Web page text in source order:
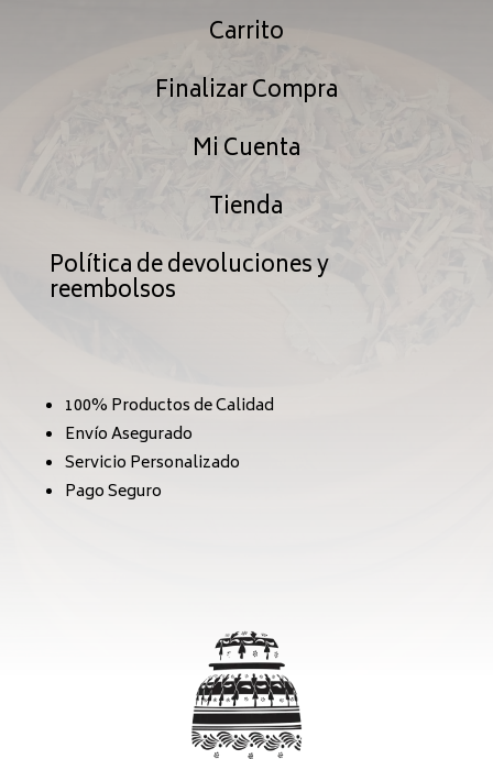
Carrito
Finalizar Compra
Mi Cuenta
Tienda
Política de devoluciones y
reembolsos
100% Productos de Calidad
Envío Asegurado
Servicio Personalizado
Pago Seguro